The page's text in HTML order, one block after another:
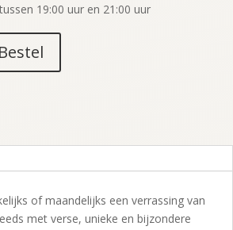
19:00 uur en 21:00 uur
Bestel
of maandelijks een verrassing van
met verse, unieke en bijzondere